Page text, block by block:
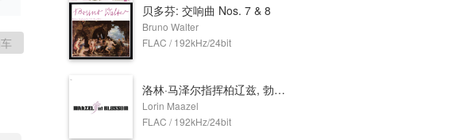
贝多芬: 交响曲 Nos. 7 & 8
Bruno Walter
FLAC / 192kHz/24bit
洛林·马泽尔指挥柏辽兹, 勃拉姆斯与巴伯
Lorin Maazel
FLAC / 192kHz/24bit